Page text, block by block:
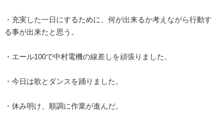
・充実した一日にするために、何が出来るか考えながら行動す
る事が出来たと思う。
・エール100で中村電機の線差しを頑張りました。
・今日は歌とダンスを踊りました。
・休み明け、順調に作業が進んだ。